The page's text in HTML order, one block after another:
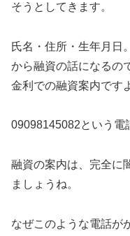
そうとしてきます。
氏名・住所・生年月日
から融資の話になるの
金利での融資案内です
09098145082という電
融資の案内は、完全に
ましょうね。
なぜこのような電話が